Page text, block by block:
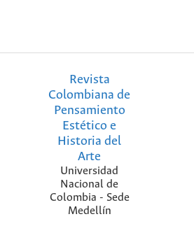
Revista
Colombiana de
Pensamiento
Estético e
Historia del
Arte
Universidad
Nacional de
Colombia - Sede
Medellín